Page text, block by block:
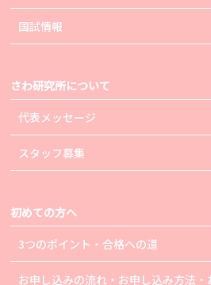
国試情報
さわ研究所について
代表メッセージ
スタッフ募集
初めての方へ
3つのポイント・合格への道
お申し込みの流れ・お申し込み方法・